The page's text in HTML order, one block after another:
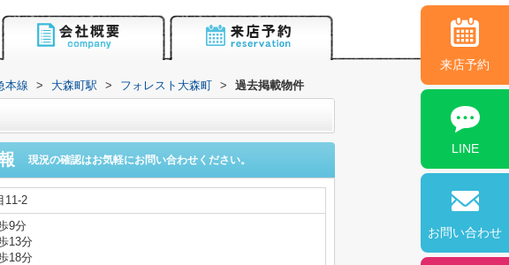
本線 > 大森町駅 > フォレスト大森町 > 過去掲載物件
現況の確認はお気軽にお問い合わせください。
11-2
9分
13分
18分
来店予約
LINE
お問い合わせ